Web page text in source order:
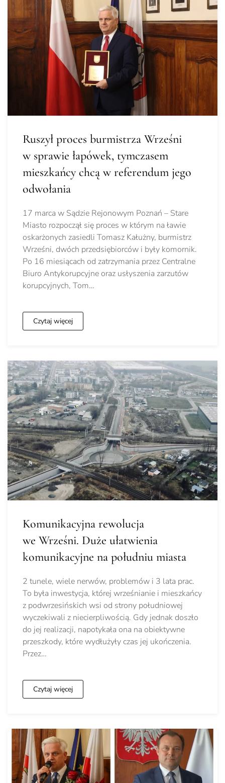
Ruszył proces burmistrza Wrześni
w sprawie łapówek, tymczasem
mieszkańcy chcą w referendum jego
odwołania
17 marca w Sądzie Rejonowym Poznań – Stare
Miasto rozpoczął się proces w którym na ławie
oskarżonych zasiedli Tomasz Kałużny, burmistrz
Wrześni, dwóch przedsiębiorców i były komornik.
Po 16 miesiącach od zatrzymania przez Centralne
Biuro Antykorupcyjne oraz usłyszenia zarzutów
korupcyjnych, Tom…
Czytaj więcej
Komunikacyjna rewolucja
we Wrześni. Duże ułatwienia
komunikacyjne na południu miasta
2 tunele, wiele nerwów, problemów i 3 lata prac.
To była inwestycja, której wrześnianie i mieszkańcy
z podwrzesińskich wsi od strony południowej
wyczekiwali z niecierpliwością. Gdy jednak doszło
do jej realizacji, napotykała ona na obiektywne
przeszkody, które wydłużyły czas jej ukończenia.
Przez…
Czytaj więcej